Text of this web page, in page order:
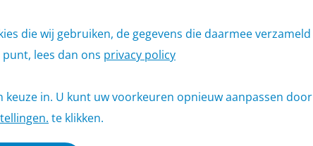
die wij gebruiken, de gegevens die daarmee verzameld
lees dan ons privacy policy
keuze in. U kunt uw voorkeuren opnieuw aanpassen door
te klikken.